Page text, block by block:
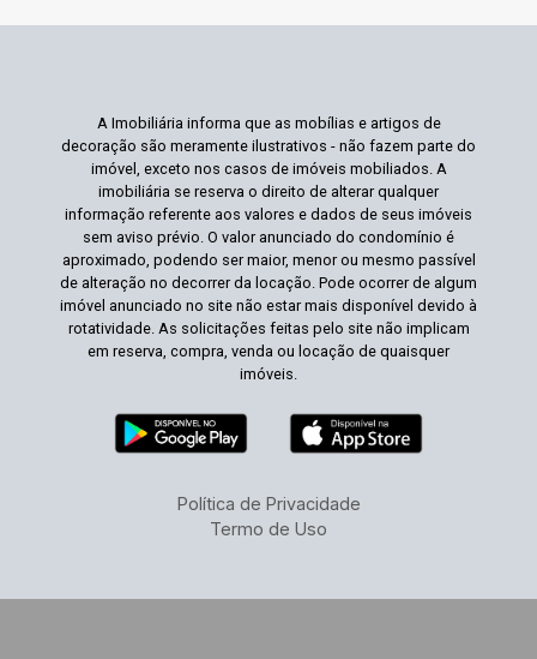
A Imobiliária informa que as mobílias e artigos de
decoração são meramente ilustrativos - não fazem parte do
imóvel, exceto nos casos de imóveis mobiliados. A
imobiliária se reserva o direito de alterar qualquer
informação referente aos valores e dados de seus imóveis
sem aviso prévio. O valor anunciado do condomínio é
aproximado, podendo ser maior, menor ou mesmo passível
de alteração no decorrer da locação. Pode ocorrer de algum
imóvel anunciado no site não estar mais disponível devido à
rotatividade. As solicitações feitas pelo site não implicam
em reserva, compra, venda ou locação de quaisquer
imóveis.
Política de Privacidade
Termo de Uso